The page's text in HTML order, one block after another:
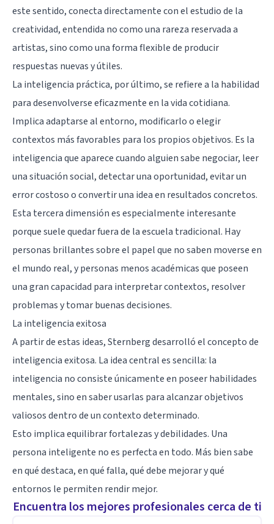
este sentido, conecta directamente con el estudio de la
creatividad, entendida no como una rareza reservada a
artistas, sino como una forma flexible de producir
respuestas nuevas y útiles.
La inteligencia práctica, por último, se refiere a la habilidad
para desenvolverse eficazmente en la vida cotidiana.
Implica adaptarse al entorno, modificarlo o elegir
contextos más favorables para los propios objetivos. Es la
inteligencia que aparece cuando alguien sabe negociar, leer
una situación social, detectar una oportunidad, evitar un
error costoso o convertir una idea en resultados concretos.
Esta tercera dimensión es especialmente interesante
porque suele quedar fuera de la escuela tradicional. Hay
personas brillantes sobre el papel que no saben moverse en
el mundo real, y personas menos académicas que poseen
una gran capacidad para interpretar contextos, resolver
problemas y tomar buenas decisiones.
La inteligencia exitosa
A partir de estas ideas, Sternberg desarrolló el concepto de
inteligencia exitosa. La idea central es sencilla: la
inteligencia no consiste únicamente en poseer habilidades
mentales, sino en saber usarlas para alcanzar objetivos
valiosos dentro de un contexto determinado.
Esto implica equilibrar fortalezas y debilidades. Una
persona inteligente no es perfecta en todo. Más bien sabe
en qué destaca, en qué falla, qué debe mejorar y qué
entornos le permiten rendir mejor.
Encuentra los mejores profesionales cerca de ti